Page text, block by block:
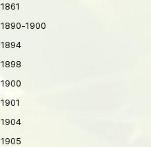
1861
1890-1900
1894
1898
1900
1901
1904
1905